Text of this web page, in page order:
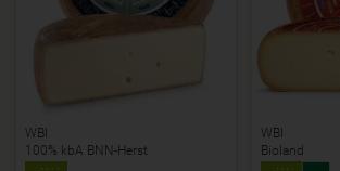
WBI
100% kbA BNN-Herst
WBI
Bioland